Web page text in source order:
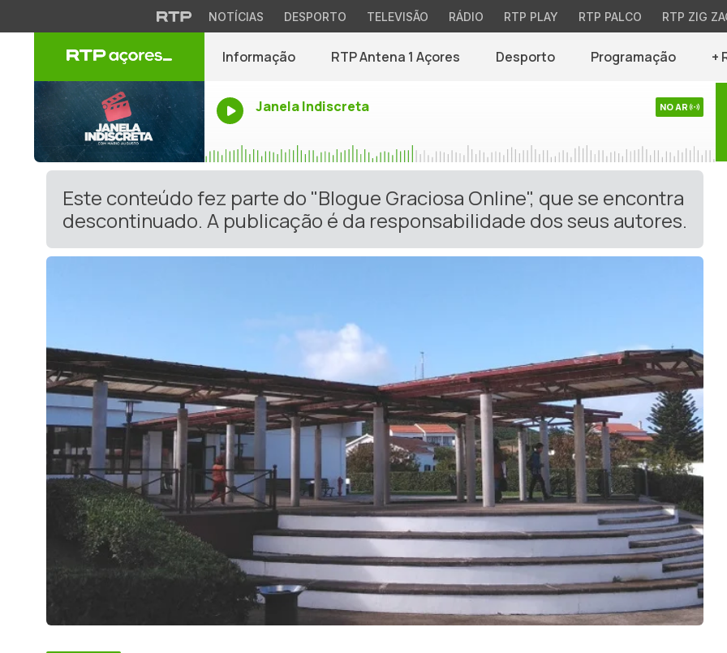
NOTÍCIAS DESPORTO TELEVISÃO RÁDIO RTP PLAY RTP PALCO RTP ZIG
Informação RTP Antena 1 Açores Desporto Programação +
Janela Indiscreta NO AR
Este conteúdo fez parte do "Blogue Graciosa Online", que se encontra
descontinuado. A publicação é da responsabilidade dos seus autores.